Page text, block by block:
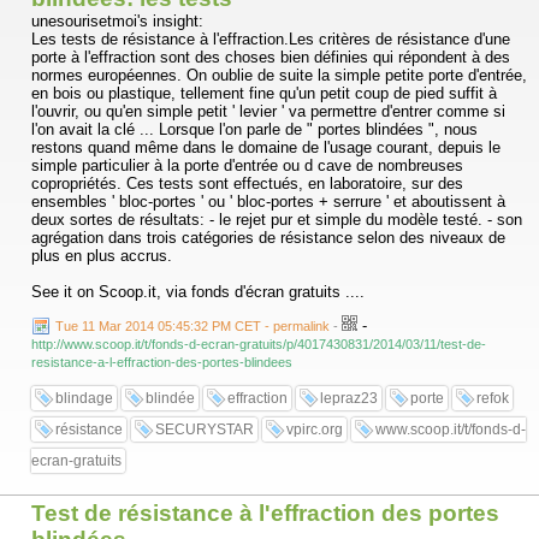
unesourisetmoi's insight:
Les tests de résistance à l'effraction.Les critères de résistance d'une
porte à l'effraction sont des choses bien définies qui répondent à des
normes européennes. On oublie de suite la simple petite porte d'entrée,
en bois ou plastique, tellement fine qu'un petit coup de pied suffit à
l'ouvrir, ou qu'en simple petit ' levier ' va permettre d'entrer comme si
l'on avait la clé ... Lorsque l'on parle de " portes blindées ", nous
restons quand même dans le domaine de l'usage courant, depuis le
simple particulier à la porte d'entrée ou d cave de nombreuses
copropriétés. Ces tests sont effectués, en laboratoire, sur des
ensembles ' bloc-portes ' ou ' bloc-portes + serrure ' et aboutissent à
deux sortes de résultats: - le rejet pur et simple du modèle testé. - son
agrégation dans trois catégories de résistance selon des niveaux de
plus en plus accrus.
See it on Scoop.it, via fonds d'écran gratuits ....
Tue 11 Mar 2014 05:45:32 PM CET - permalink - -
http://www.scoop.it/t/fonds-d-ecran-gratuits/p/4017430831/2014/03/11/test-de-
resistance-a-l-effraction-des-portes-blindees
blindage blindée effraction lepraz23 porte
refok
résistance
SECURYSTAR vpirc.org
www.scoop.it/t/fonds-d-
ecran-gratuits
Test de résistance à l'effraction des portes